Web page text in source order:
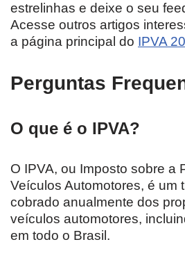
estrelinhas e deixe o seu
Acesse outros artigos
a página principal do IPVA
Perguntas
O que é o IPVA?
O IPVA, ou Imposto sobre a
Veículos Automotores, é um
cobrado anualmente dos
veículos automotores,
em todo o Brasil.